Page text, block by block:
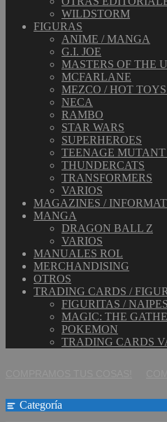
WILDSTORM
FIGURAS
ANIME / MANGA
G.I. JOE
MASTERS OF THE
MCFARLANE
MEZCO / HOT
NECA
RAMBO
STAR WARS
SUPERHEROES
TEENAGE
THUNDERCATS
TRANSFORMERS
VARIOS
MAGAZINES /
MANGA
DRAGON BALL Z
VARIOS
MANUALES ROL
MERCHANDISING
OTROS
TRADING CARDS /
FIGURITAS / NAIPES
MAGIC: THE
POKEMON
TRADING CARDS
Categoría